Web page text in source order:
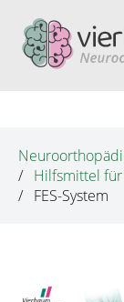
Hilfsmittel
FES-System